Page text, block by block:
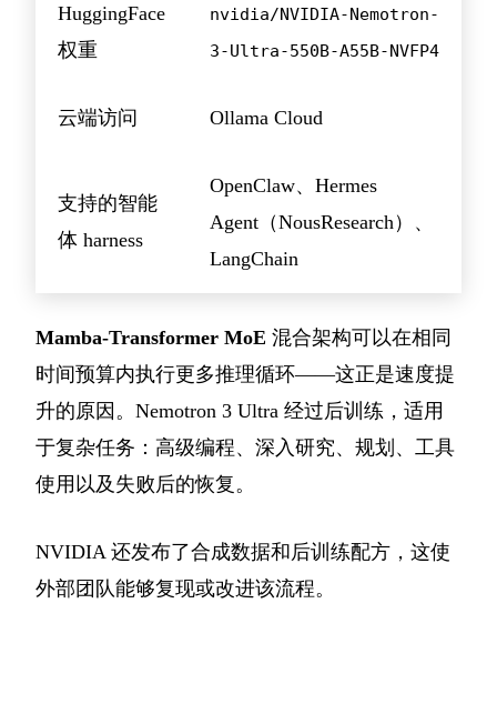
HuggingFace
权重
nvidia/NVIDIA-Nemotron-
3-Ultra-550B-A55B-NVFP4
云端访问 Ollama Cloud
支持的智能
体 harness
OpenClaw、Hermes
Agent（NousResearch）、
LangChain
Mamba-Transformer MoE 混合架构可以在相同
时间预算内执行更多推理循环——这正是速度提
升的原因。Nemotron 3 Ultra 经过后训练，适用
于复杂任务：高级编程、深入研究、规划、工具
使用以及失败后的恢复。
NVIDIA 还发布了合成数据和后训练配方，这使
外部团队能够复现或改进该流程。